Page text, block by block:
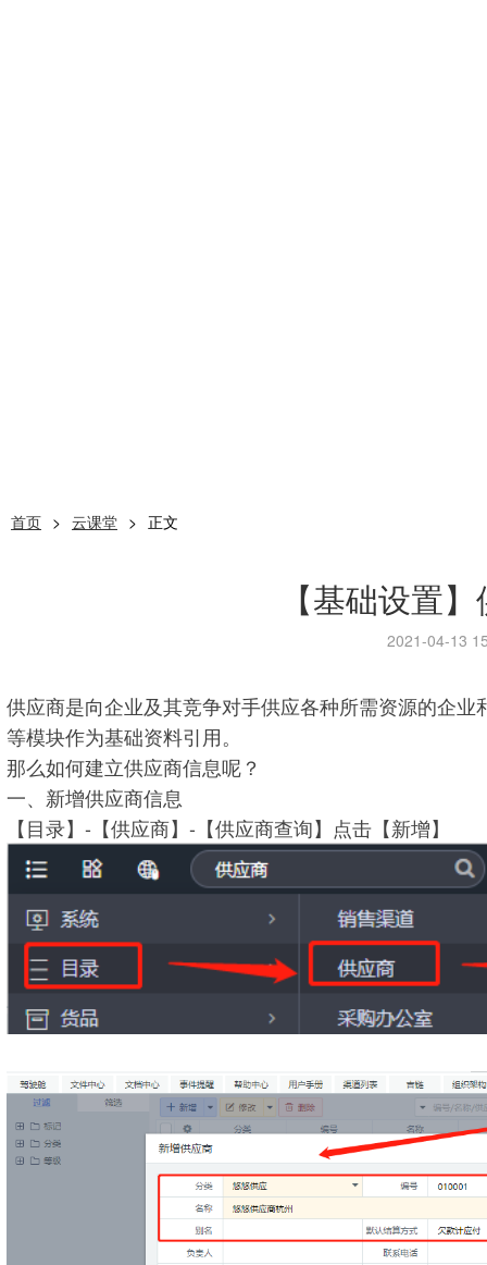
首页 > 云课堂 > 正文
【基础设置
2021-04-13
供应商是向企业及其竞争对手供应各种所需资源的企业
等模块作为基础资料引用。
那么如何建立供应商信息呢？
一、新增供应商信息
【目录】-【供应商】-【供应商查询】点击【新增】